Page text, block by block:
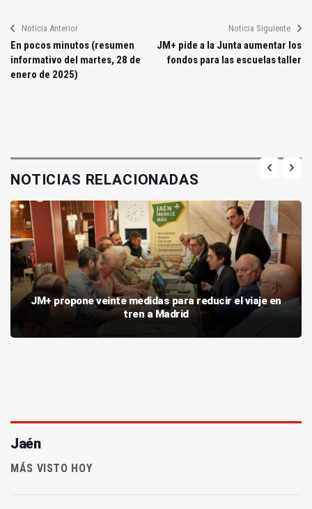
Noticia Anterior
En pocos minutos (resumen
informativo del martes, 28 de
enero de 2025)
Noticia Siguiente
JM+ pide a la Junta aumentar los
fondos para las escuelas taller
NOTICIAS RELACIONADAS
JM+ propone veinte medidas para reducir el viaje en
tren a Madrid
Jaén
MÁS VISTO HOY